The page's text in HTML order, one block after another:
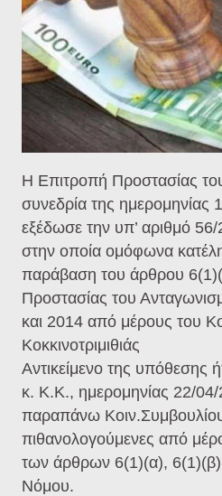
Η Επιτροπή Προστασίας
συνεδρία της
εξέδωσε την υπ’ αριθμό
στην οποία ομόφωνα
παράβαση του άρθρου
Προστασίας του
και 2014 από μέρους του
Κοκκινοτριμιθιάς
Αντικείμενο της υπόθεσης
κ. Κ.Κ., ημερομηνίας 22/04/
παραπάνω
πιθανολογούμενες από
των άρθρων 6(1)(α),
Νόμου.